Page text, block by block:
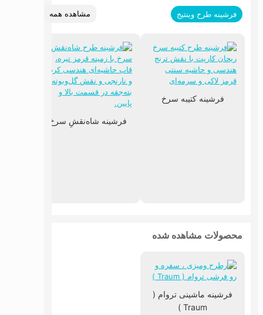
فرشینه طرح وینتیج مشاهده همه
فرشینه کتیبه سرخ
فرشینه شاه‌نقشِ سرخ
محصولات مشاهده شده
فرشینه ماشینی تروام (
Traum )